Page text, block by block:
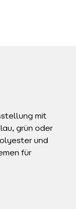
mit
grün oder
und
für